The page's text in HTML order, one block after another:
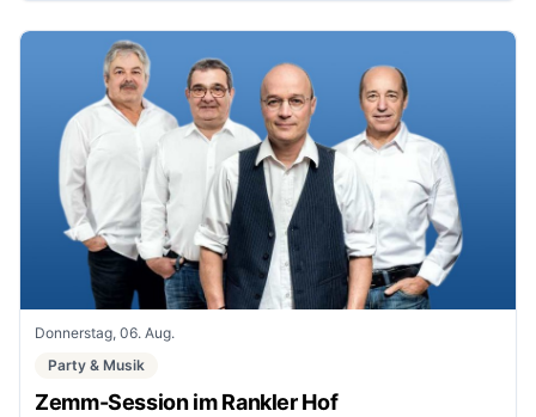
Donnerstag, 06. Aug.
Party & Musik
Zemm-Session im Rankler Hof